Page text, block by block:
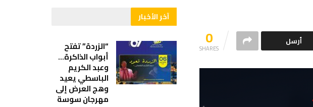
0
SHARES
أرسل
آخر الأخبار
“الزردة” تفتح
أبواب الذاكرة…
وعبد الكريم
الباسطي يعيد
وهج العرض إلى
مهرجان سوسة